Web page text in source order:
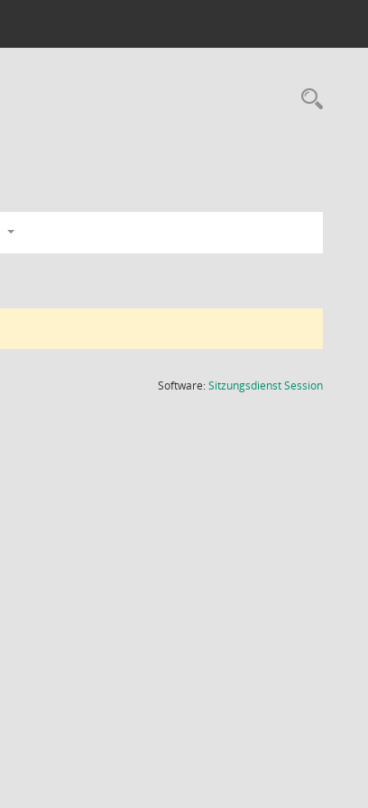
Software:SitzungsdienstSession(Wird in